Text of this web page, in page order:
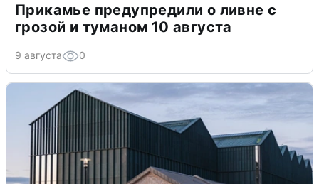
Прикамье предупредили о ливне с
грозой и туманом 10 августа
9 августа 0